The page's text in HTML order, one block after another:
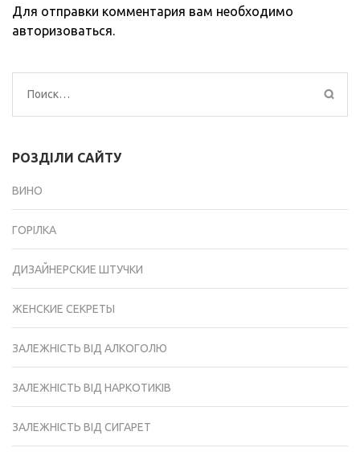
Для отправки комментария вам необходимо
авторизоваться.
Найти:
РОЗДІЛИ САЙТУ
ВИНО
ГОРІЛКА
ДИЗАЙНЕРСКИЕ ШТУЧКИ
ЖЕНСКИЕ СЕКРЕТЫ
ЗАЛЕЖНІСТЬ ВІД АЛКОГОЛЮ
ЗАЛЕЖНІСТЬ ВІД НАРКОТИКІВ
ЗАЛЕЖНІСТЬ ВІД СИГАРЕТ